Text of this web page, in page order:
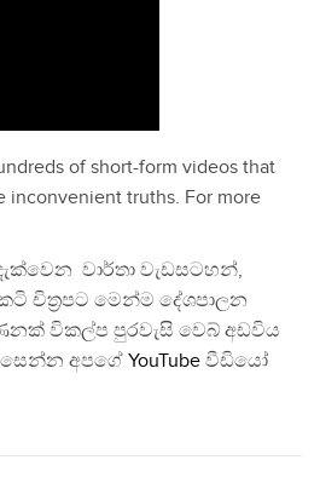
of short-form videos that
inconvenient truths. For more
වාර්තා වැඩසටහන්,
චිත්‍රපට මෙන්ම දේශපාලන
විකල්ප පුරවැසි වෙබ් අඩවිය
අපගේ YouTube වීඩියෝ